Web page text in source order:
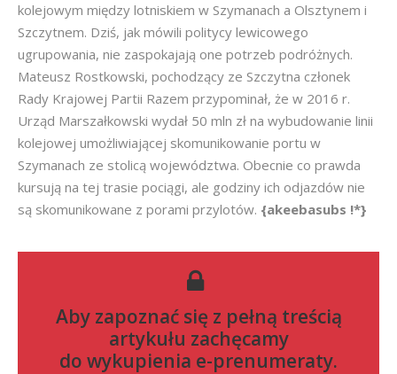
kolejowym między lotniskiem w Szymanach a Olsztynem i
Szczytnem. Dziś, jak mówili politycy lewicowego
ugrupowania, nie zaspokajają one potrzeb podróżnych.
Mateusz Rostkowski, pochodzący ze Szczytna członek
Rady Krajowej Partii Razem przypominał, że w 2016 r.
Urząd Marszałkowski wydał 50 mln zł na wybudowanie linii
kolejowej umożliwiającej skomunikowanie portu w
Szymanach ze stolicą województwa. Obecnie co prawda
kursują na tej trasie pociągi, ale godziny ich odjazdów nie
są skomunikowane z porami przylotów. {akeebasubs !*}
Aby zapoznać się z pełną treścią
artykułu zachęcamy
do wykupienia e-prenumeraty.